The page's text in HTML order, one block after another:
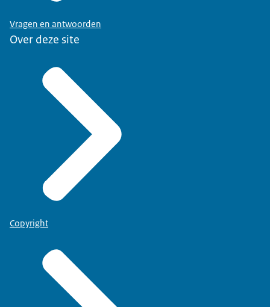
Vragen en antwoorden
Over deze site
Copyright